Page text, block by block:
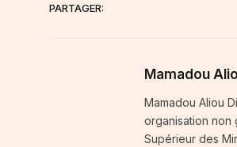
PARTAGER:
Mamadou
Mamadou Aliou
organisation non
Supérieur des